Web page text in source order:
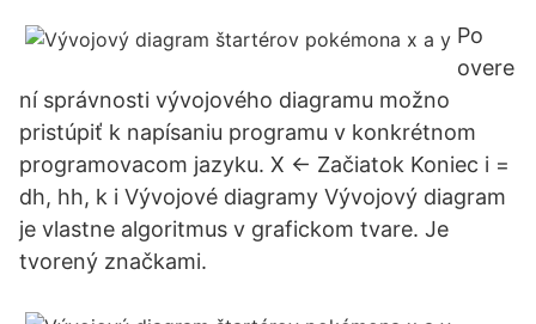
Po
overe
ní správnosti vývojového diagramu možno
pristúpiť k napísaniu programu v konkrétnom
programovacom jazyku. X ← Začiatok Koniec i =
dh, hh, k i Vývojové diagramy Vývojový diagram
je vlastne algoritmus v grafickom tvare. Je
tvorený značkami.